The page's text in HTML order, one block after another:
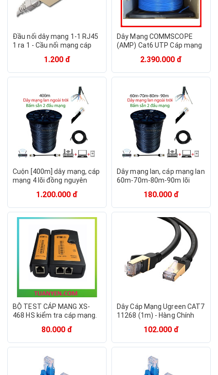
Đầu nối dây mạng 1-1 RJ45
1 ra 1 - Cầu nối mạng cáp
1.200 đ
Dây Mạng COMMSCOPE
(AMP) Cat6 UTP Cáp mạng
Chính hãng2.390.000 đ
Cuộn [400m] dây mạng, cáp
mạng 4 lõi đồng nguyên
và dầu chống ẩm, cuộn cáp
mạng loại tốt
1.200.000 đ
Dây mạng lan, cáp mạng lan
60m-70m-80m-90m lõi
và dâu chống ẩm, cáp mạng
siêu bền
180.000 đ
BỘ TEST CÁP MẠNG XS-
468 HS kiểm tra cáp mạng.
80.000 đ
Dây Cáp Mạng Ugreen CAT7
11268 (1m) - Hàng Chính
102.000 đ